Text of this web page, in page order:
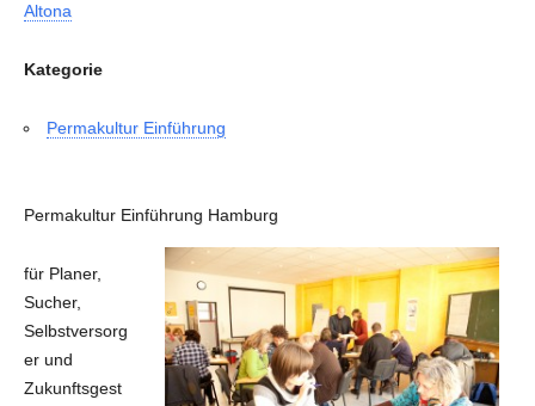
Altona
Kategorie
Permakultur Einführung
Permakultur Einführung Hamburg
für Planer,
Sucher,
Selbstversorg
er und
Zukunftsgest